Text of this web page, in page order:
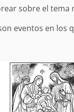
sobre el tema
eventos en los